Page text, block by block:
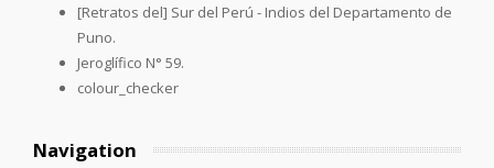
[Retratos del] Sur del Perú - Indios del Departamento de
Puno.
Jeroglífico N° 59.
colour_checker
Navigation